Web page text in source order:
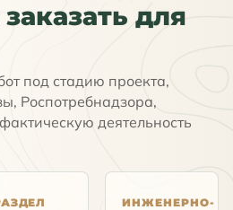
для
под стадию проекта,
Роспотребнадзора,
деятельность
ИНЖЕНЕРНО-